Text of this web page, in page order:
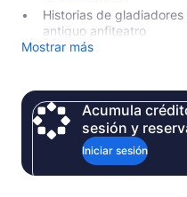
Historias de
antiguo anfiteatro
Mostrar más
Acumula
sesión y
Iniciar sesión